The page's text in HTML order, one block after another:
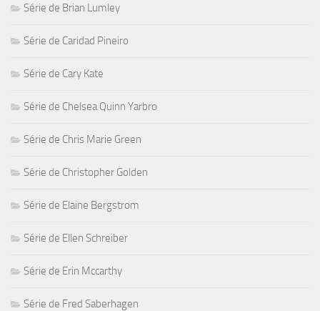
Série de Brian Lumley
Série de Caridad Pineiro
Série de Cary Kate
Série de Chelsea Quinn Yarbro
Série de Chris Marie Green
Série de Christopher Golden
Série de Elaine Bergstrom
Série de Ellen Schreiber
Série de Erin Mccarthy
Série de Fred Saberhagen